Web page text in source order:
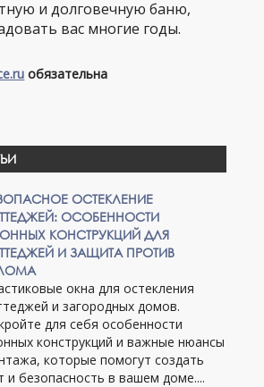
и долговечную баню,
вас многие годы.
обязательна
ОСТЕКЛЕНИЕ
ОСОБЕННОСТИ
КОНСТРУКЦИЙ ДЛЯ
И ЗАЩИТА ПРОТИВ
окна для остекления
и загородных домов.
для себя особенности
конструкций и важные нюансы
которые помогут создать
и безопасность в вашем доме....